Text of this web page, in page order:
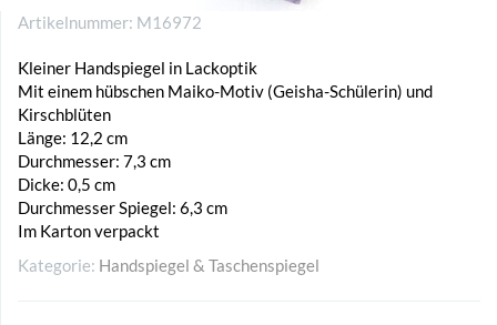
Artikelnummer: M16972
Kleiner Handspiegel in Lackoptik
Mit einem hübschen Maiko-Motiv (Geisha-Schülerin) und
Kirschblüten
Länge: 12,2 cm
Durchmesser: 7,3 cm
Dicke: 0,5 cm
Durchmesser Spiegel: 6,3 cm
Im Karton verpackt
Kategorie: Handspiegel & Taschenspiegel